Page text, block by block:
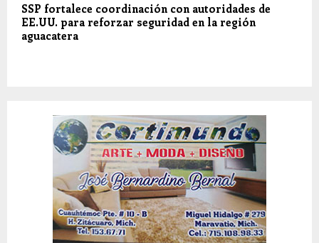
SSP fortalece coordinación con autoridades de
EE.UU. para reforzar seguridad en la región
aguacatera